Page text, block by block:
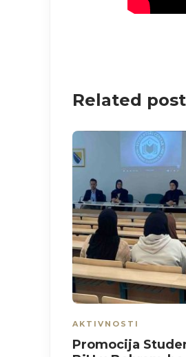
Related
AKTIVNOSTI
Promocija